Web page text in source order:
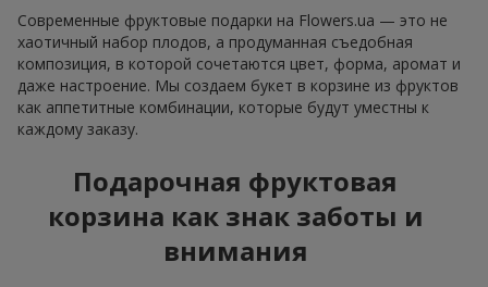
Современные фруктовые подарки на Flowers.ua — это не
хаотичный набор плодов, а продуманная съедобная
композиция, в которой сочетаются цвет, форма, аромат и
даже настроение. Мы создаем букет в корзине из фруктов
как аппетитные комбинации, которые будут уместны к
каждому заказу.
Подарочная фруктовая
корзина как знак заботы и
внимания